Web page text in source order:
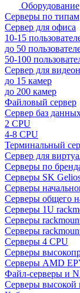
Оборудование
Серверы по типам
Сервер для офиса
10-15
до 50
50-100
Сервер для
до 15 камер
до 200 камер
Файловый сервер
Сервер баз
2 CPU
4-8 CPU
Терминальный
Сервер для
Серверы по
Серверы SK
Серверы
Серверы общего
Серверы 1U
Серверы
Серверы
Серверы 4 CPU
Серверы
Серверы AMD
Файл-серверы и
Серверы высокой